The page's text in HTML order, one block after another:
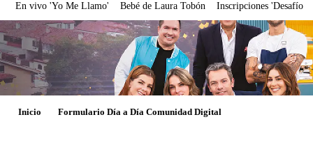
En vivo 'Yo Me Llamo' Bebé de Laura Tobón Inscripciones 'Desafío'
Inicio Formulario Día a Día Comunidad Digital